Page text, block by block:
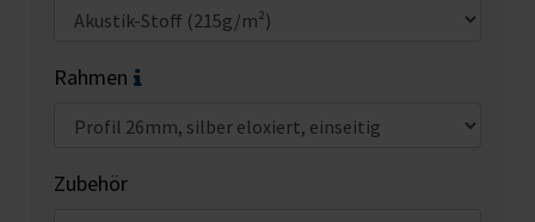
Rahmen
Zubehör